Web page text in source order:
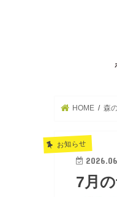
HOME 森
お知らせ
7月